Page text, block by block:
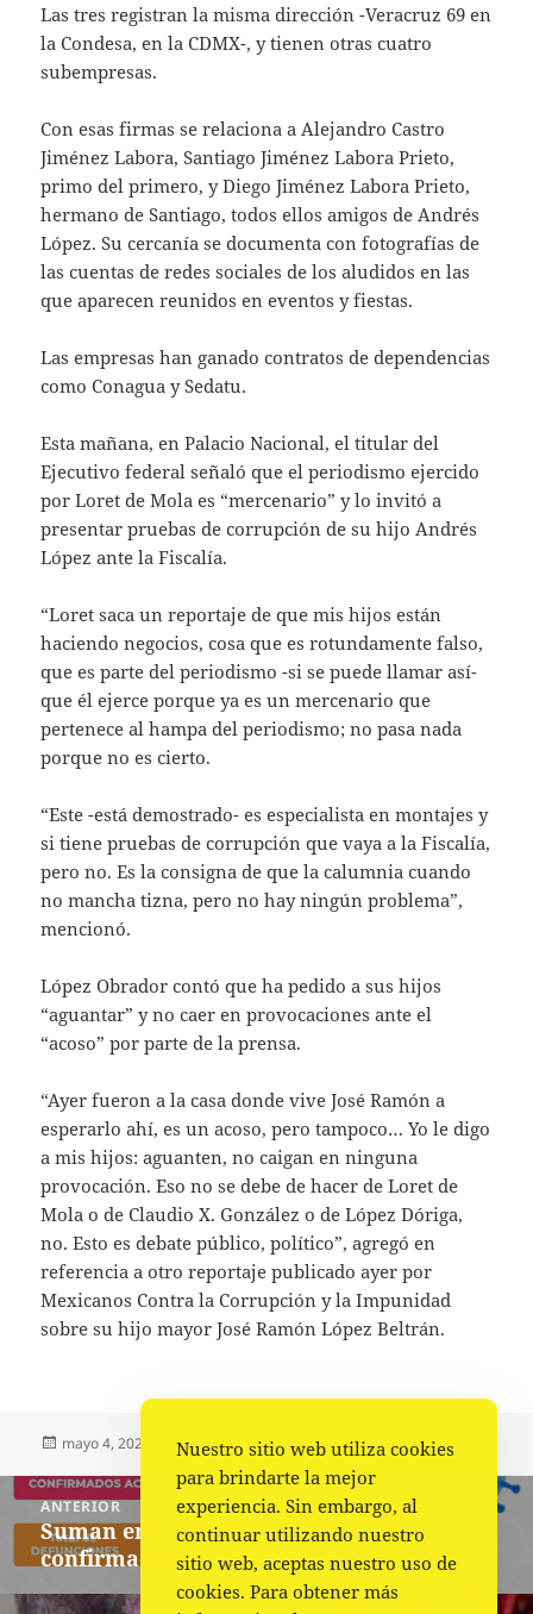
Las tres registran la misma dirección -Veracruz 69 en
la Condesa, en la CDMX-, y tienen otras cuatro
subempresas.
Con esas firmas se relaciona a Alejandro Castro
Jiménez Labora, Santiago Jiménez Labora Prieto,
primo del primero, y Diego Jiménez Labora Prieto,
hermano de Santiago, todos ellos amigos de Andrés
López. Su cercanía se documenta con fotografías de
las cuentas de redes sociales de los aludidos en las
que aparecen reunidos en eventos y fiestas.
Las empresas han ganado contratos de dependencias
como Conagua y Sedatu.
Esta mañana, en Palacio Nacional, el titular del
Ejecutivo federal señaló que el periodismo ejercido
por Loret de Mola es “mercenario” y lo invitó a
presentar pruebas de corrupción de su hijo Andrés
López ante la Fiscalía.
“Loret saca un reportaje de que mis hijos están
haciendo negocios, cosa que es rotundamente falso,
que es parte del periodismo -si se puede llamar así-
que él ejerce porque ya es un mercenario que
pertenece al hampa del periodismo; no pasa nada
porque no es cierto.
“Este -está demostrado- es especialista en montajes y
si tiene pruebas de corrupción que vaya a la Fiscalía,
pero no. Es la consigna de que la calumnia cuando
no mancha tizna, pero no hay ningún problema”,
mencionó.
López Obrador contó que ha pedido a sus hijos
“aguantar” y no caer en provocaciones ante el
“acoso” por parte de la prensa.
“Ayer fueron a la casa donde vive José Ramón a
esperarlo ahí, es un acoso, pero tampoco… Yo le digo
a mis hijos: aguanten, no caigan en ninguna
provocación. Eso no se debe de hacer de Loret de
Mola o de Claudio X. González o de López Dóriga,
no. Esto es debate público, político”, agregó en
referencia a otro reportaje publicado ayer por
Mexicanos Contra la Corrupción y la Impunidad
sobre su hijo mayor José Ramón López Beltrán.
Publicado
mayo 4, 2023 Autor
Fuente Categorías
Nacional ,Portada
Navegación
de
entradas
ANTERIOR
Entrada
anterior:
Suman en Oaxaca 308 casos nuevos
confirmados de COVID-19
Nuestro sitio web utiliza cookies
para brindarte la mejor
experiencia. Sin embargo, al
continuar utilizando nuestro
sitio web, aceptas nuestro uso de
cookies. Para obtener más